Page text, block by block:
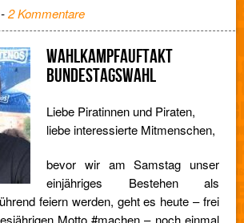
-2 Kommentare
WAHLKAMPFAUFTAKT
BUNDESTAGSWAHL
Liebe Piratinnen und Piraten,
liebe interessierte Mitmenschen,
bevor wir am Samstag unser
einjähriges Bestehen als
feiern werden, geht es heute – frei
Motto #machen – noch einmal